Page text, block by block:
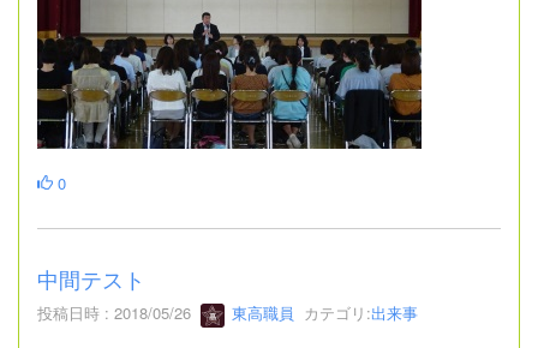
0
中間テスト
投稿日時 : 2018/05/26 東高職員 カテゴリ:出来事